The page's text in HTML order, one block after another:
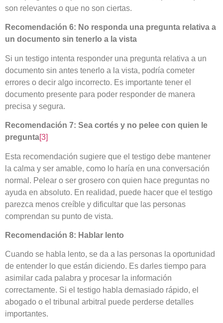
son relevantes o que no son ciertas.
Recomendación 6: No responda una pregunta relativa a
un documento sin tenerlo a la vista
Si un testigo intenta responder una pregunta relativa a un
documento sin antes tenerlo a la vista, podría cometer
errores o decir algo incorrecto. Es importante tener el
documento presente para poder responder de manera
precisa y segura.
Recomendación 7: Sea cortés y no pelee con quien le
pregunta[3]
Esta recomendación sugiere que el testigo debe mantener
la calma y ser amable, como lo haría en una conversación
normal. Pelear o ser grosero con quien hace preguntas no
ayuda en absoluto. En realidad, puede hacer que el testigo
parezca menos creíble y dificultar que las personas
comprendan su punto de vista.
Recomendación 8: Hablar lento
Cuando se habla lento, se da a las personas la oportunidad
de entender lo que están diciendo. Es darles tiempo para
asimilar cada palabra y procesar la información
correctamente. Si el testigo habla demasiado rápido, el
abogado o el tribunal arbitral puede perderse detalles
importantes.